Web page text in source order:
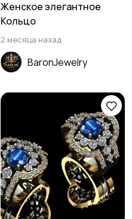
Женское элегантное
Кольцо
2 месяца назад
BaronJewelry